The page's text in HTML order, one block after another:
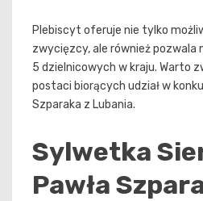
Plebiscyt oferuje nie tylko
zwycięzcy, ale również pozwala
5 dzielnicowych w kraju. Warto
postaci biorących udział w
Szparaka z Lubania.
Sylwetka
Pawła